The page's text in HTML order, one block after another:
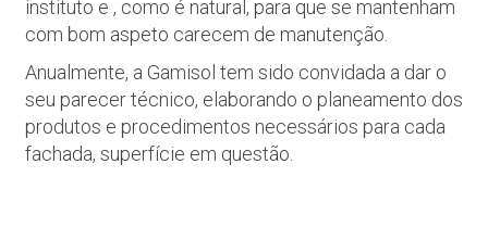
instituto e , como é natural, para que se mantenham
com bom aspeto carecem de manutenção.
Anualmente, a Gamisol tem sido convidada a dar o
seu parecer técnico, elaborando o planeamento dos
produtos e procedimentos necessários para cada
fachada, superfície em questão.